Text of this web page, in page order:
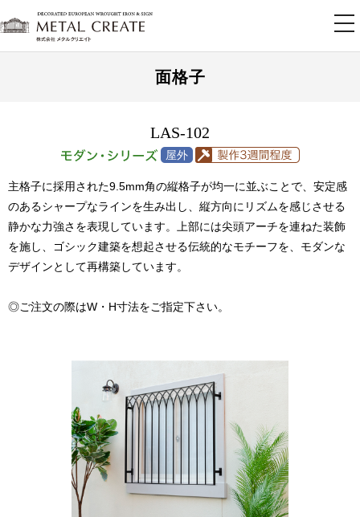
面格子
LAS-102
主格子に採用された9.5mm角の縦格子が均一に並ぶことで、安定感
のあるシャープなラインを生み出し、縦方向にリズムを感じさせる
静かな力強さを表現しています。上部には尖頭アーチを連ねた装飾
を施し、ゴシック建築を想起させる伝統的なモチーフを、モダンな
デザインとして再構築しています。
◎ご注文の際はW・H寸法をご指定下さい。